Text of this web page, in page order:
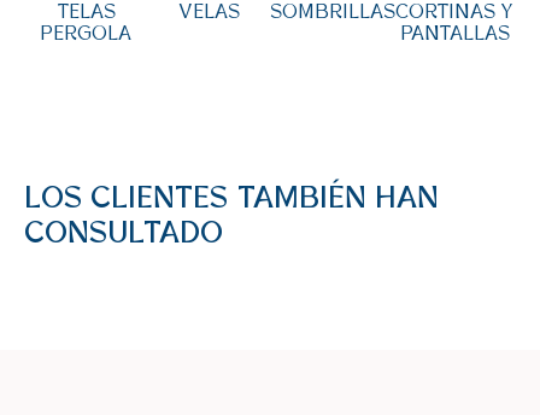
TELAS
PERGOLA
VELAS SOMBRILLASCORTINAS Y
PANTALLAS
LOS CLIENTES TAMBIÉN HAN
CONSULTADO